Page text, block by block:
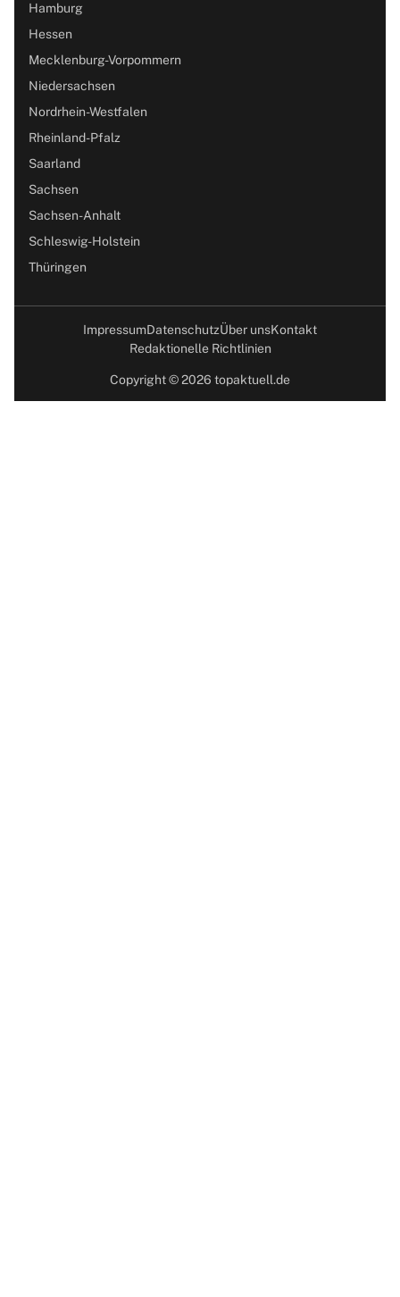
Hamburg
Hessen
Mecklenburg-Vorpommern
Niedersachsen
Nordrhein-Westfalen
Rheinland-Pfalz
Saarland
Sachsen
Sachsen-Anhalt
Schleswig-Holstein
Thüringen
ImpressumDatenschutzÜber unsKontakt
Redaktionelle Richtlinien
Copyright © 2026 topaktuell.de